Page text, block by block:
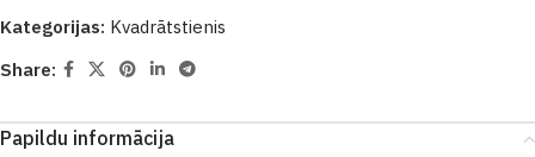
Kategorijas: Kvadrātstienis
Share:
Papildu informācija